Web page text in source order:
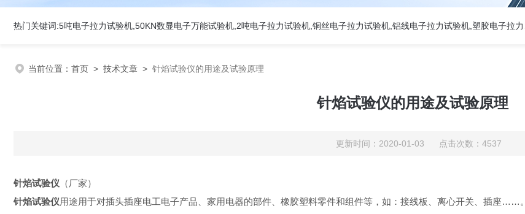
当前位置： 首页 > 技术文章 > 针焰试验仪的用途及试验原理
针焰试验仪的用途及试验原理
更新时间：2020-01-03 点击次数：4537
针焰试验仪 （厂家）
针焰试验仪用途用于对插头插座电工电子产品、家用电器的部件、橡胶塑料零件和组件等，如：接线板、离心开关、插座……。